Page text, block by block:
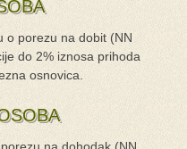
o porezu na dobit (NN
do 2% iznosa prihoda
osnovica.
na dohodak (NN